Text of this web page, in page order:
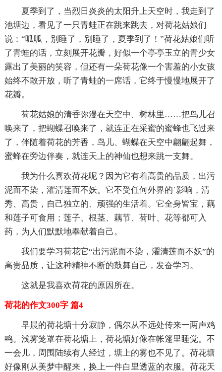
夏季到了，当烈日炎炎的太阳升上天空时，我走到了
池塘边，看见了一只青蛙正在跳来跳去，对荷花姑娘们
说：“呱呱，别睡了，别睡了，夏季到了！”荷花姑娘们听
了青蛙的话，立刻展开花瓣，好似一个亭亭玉立的青少女
露出了美丽的笑容，但还有一朵荷花像一个害羞的小女孩
始终不敢开放，听了青蛙的一席话，它终于慢慢地展开了
花瓣。
荷花姑娘的清香弥漫在天空中、树林里……把鸟儿召
唤来了，把蝴蝶召唤来了，就连正在采蜜的蜜蜂也飞过来
了，伴随着荷花的芳香，鸟儿、蝴蝶在天空中翩翩起舞，
蜜蜂在旁边伴奏，就连天上的神仙也想来跳一支舞。
我为什么喜欢荷花呢？因为它有着高贵的品质，出污
泥而不染，濯清莲而不妖。它不受任何外界的`影响，清
秀、高贵，自己独立的、顽强的生活着。它全身皆宝，藕
和莲子可食用；莲子、根茎、藕节、荷叶、花等都可入
药，为人们默默地奉献着自己。
我们要学习荷花它“出污泥而不染，濯清莲而不妖”的
高贵品质，让这种精神不断的鼓舞自己，发奋学习。
这就是我喜欢荷花的原因所在。
荷花的作文300字 篇4
早晨的荷花塘十分寂静，偶尔从不远处传来一两声鸡
鸣。浅雾笼罩在荷花塘上，荷花塘好像在帐篷里睡觉。不
一会儿，周围陆续有人经过，塘上的雾也不见了。荷花塘
好像刚从美梦中醒来，换上一件白里透蓝的衣服。荷花天